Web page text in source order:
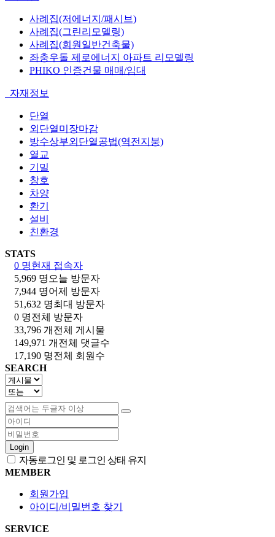
사례집(저에너지/패시브)
사례집(그린리모델링)
사례집(회원일반건축물)
좌충우돌 제로에너지 아파트 리모델링
PHIKO 인증건물 매매/임대
자재정보
단열
외단열미장마감
방수상부외단열공법(역전지붕)
열교
기밀
창호
차양
환기
설비
친환경
STATS
0 명현재 접속자
5,969 명 오늘 방문자
7,944 명어제 방문자
51,632 명최대 방문자
0 명전체 방문자
33,796 개 전체 게시물
149,971 개 전체 댓글수
17,190 명전체 회원수
SEARCH
Login
자동로그인 및 로그인 상태 유지
MEMBER
회원가입
아이디/비밀번호 찾기
SERVICE